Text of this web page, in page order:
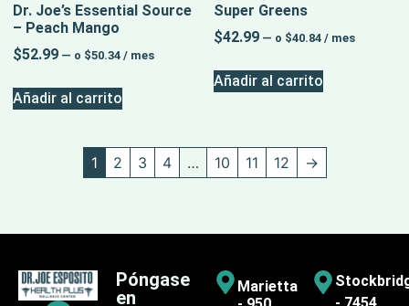
Dr. Joe’s Essential Source
– Peach Mango
$52.99 — o $50.34 / mes
Añadir al carrito
Super Greens
$42.99 — o $40.84 / mes
Añadir al carrito
1 2 3 4 … 10 11 12 →
Póngase
en
Marietta